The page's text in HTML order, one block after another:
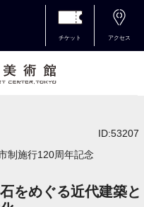
チケット アクセス
ID:53207
制施行120周年記念
をめぐる近代建築と